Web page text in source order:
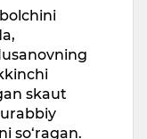
skaut
so‘ragan.